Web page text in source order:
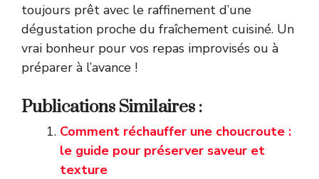
toujours prêt avec le raffinement d’une
dégustation proche du fraîchement cuisiné. Un
vrai bonheur pour vos repas improvisés ou à
préparer à l’avance !
Publications Similaires :
Comment réchauffer une choucroute :
le guide pour préserver saveur et
texture